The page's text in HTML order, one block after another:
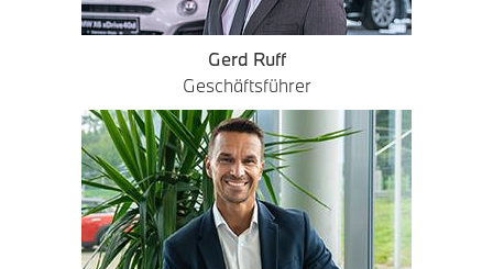
Gerd Ruff
Geschäftsführer